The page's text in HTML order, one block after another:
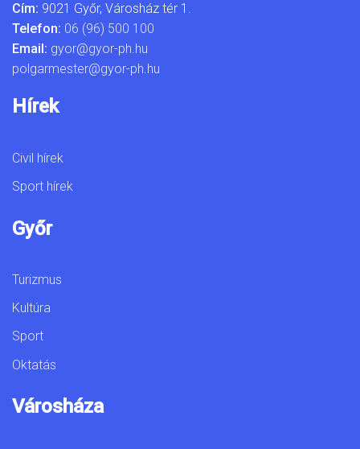
Cím: 9021 Győr, Városház tér 1.
Telefon: 06 (96) 500 100
Email: gyor@gyor-ph.hu
polgarmester@gyor-ph.hu
Hírek
Civil hírek
Sport hírek
Győr
Turizmus
Kultúra
Sport
Oktatás
Városháza